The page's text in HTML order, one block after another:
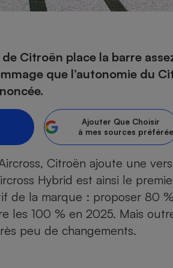
Citroën place la barre
que l’autonomie du
Ajouter Que Choisir
à mes sources
, Citroën ajoute une
Hybrid est ainsi le
de la marque : proposer 80
les 100 % en 2025. Mais
peu de changements.
Foie gras
Champagne - Comment choisir une
bouteille de champagne
Banque en ligne
- Ustensile
Lave-vaisselle
Ordinateur portable
Crème solaire